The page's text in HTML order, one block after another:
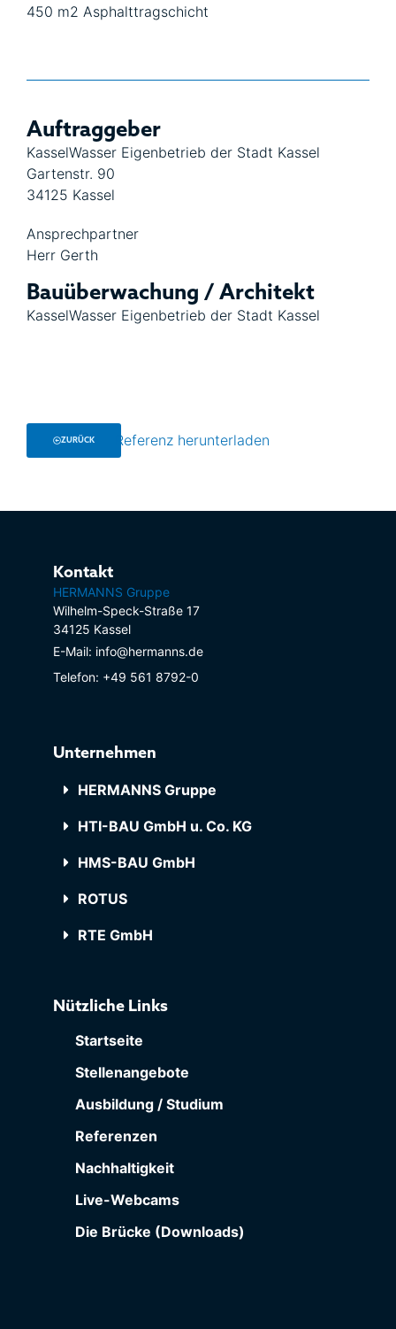
450 m2 Asphalttragschicht
Auftraggeber
KasselWasser Eigenbetrieb der Stadt Kassel
Gartenstr. 90
34125 Kassel
Ansprechpartner
Herr Gerth
Bauüberwachung / Architekt
KasselWasser Eigenbetrieb der Stadt Kassel
ZURÜCK Referenz herunterladen
Unternehmen
HERMANNS Gruppe
HTI-BAU GmbH u. Co. KG
HMS-BAU GmbH
ROTUS
RTE GmbH
Nützliche Links
Startseite
Stellenangebote
Ausbildung / Studium
Referenzen
Nachhaltigkeit
Live-Webcams
Die Brücke (Downloads)
Kontakt
HERMANNS Gruppe
Wilhelm-Speck-Straße 17
34125 Kassel
E-Mail: info@hermanns.de
Telefon: +49 561 8792-0